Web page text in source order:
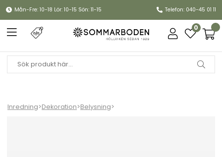
Mån-Fre: 10-18 Lör: 10-15 Sön: 11-15 Telefon: 040-45 01 11
0
Inredning>Dekoration>Belysning>